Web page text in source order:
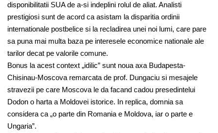
disponibilitatii SUA de a-si indeplini rolul de aliat. Analisti
prestigiosi sunt de acord ca asistam la disparitia ordinii
internationale postbelice si la recladirea unei noi lumi, care pare
sa puna mai multa baza pe interesele economice nationale ale
tarilor decat pe valorile comune.
Bonus la acest context „idilic” sunt noua axa Budapesta-
Chisinau-Moscova remarcata de prof. Dungaciu si mesajele
stravezii pe care Moscova le da facand cadou presedintelui
Dodon o harta a Moldovei istorice. In replica, domnia sa
considera ca „o parte din Romania e Moldova, iar o parte e
Ungaria”.